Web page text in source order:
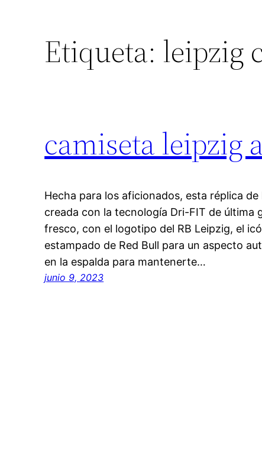
Etiqueta: leipzig
camiseta leipzig
Hecha para los aficionados, esta réplica
creada con la tecnología Dri-FIT de última
fresco, con el logotipo del RB Leipzig, el
estampado de Red Bull para un aspecto
en la espalda para mantenerte…
junio 9, 2023